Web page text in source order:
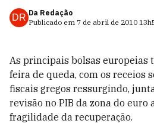
DR Da Redação
Publicado em 7 de abril de 2010
As principais bolsas europeias
feira de queda, com os receios
fiscais gregos ressurgindo,
revisão no PIB da zona do euro
fragilidade da recuperação.